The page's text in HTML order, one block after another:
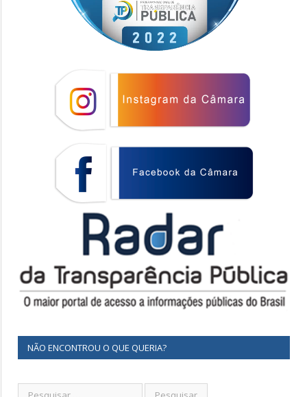
NÃO ENCONTROU O QUE QUERIA?